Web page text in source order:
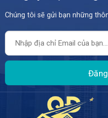
Chúng tôi sẽ gửi bạn những